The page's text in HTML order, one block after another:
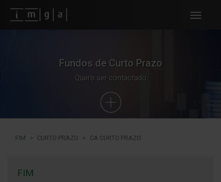
Fundos imga
Fundos de Curto Prazo
Quero ser contactado
FIM CURTO PRAZO CA CURTO PRAZO
FIM